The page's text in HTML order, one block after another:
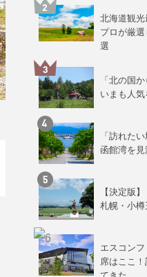
北海道観
プロが厳
選
「北の国
いまも人
「訪れた
函館湾を
【決定版
札幌・小
エスコン
席はここ